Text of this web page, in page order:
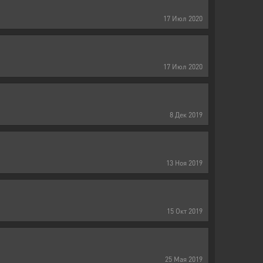
17 Июл 2020
17 Июл 2020
8 Дек 2019
13 Ноя 2019
15 Окт 2019
25 Мая 2019